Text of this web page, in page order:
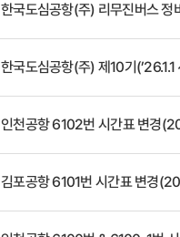
한국도심공항(주) 리무진버스 정
한국도심공항(주) 제10기
인천공항 6102번 시간표 변경
김포공항 6101번 시간표 변경